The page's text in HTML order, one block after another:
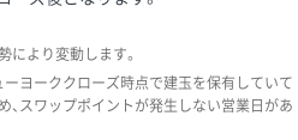
により変動します。
ーヨーククローズ時点で建玉を保有していて
、スワップポイントが発生しない営業日があ